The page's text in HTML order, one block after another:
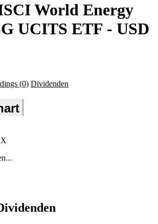
World Energy
UCITS ETF - USD
(0) Dividenden